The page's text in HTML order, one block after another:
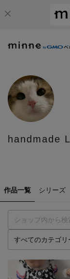
handmade
作品一覧 シリーズ